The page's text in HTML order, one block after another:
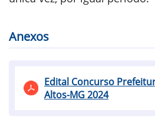
Anexos
Edital Concurso
Altos-MG 2024